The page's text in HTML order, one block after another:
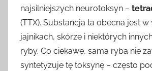
najsilniejszych neurotoksyn –
(TTX). Substancja ta obecna jest w
jajnikach, skórze i niektórych
ryby. Co ciekawe, sama ryba nie
syntetyzuje tę toksynę – często